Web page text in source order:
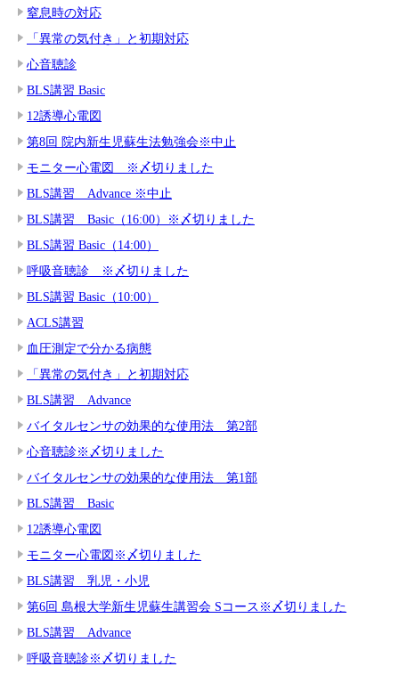
窒息時の対応
「異常の気付き」と初期対応
心音聴診
BLS講習 Basic
12誘導心電図
第8回 院内新生児蘇生法勉強会※中止
モニター心電図 ※〆切りました
BLS講習 Advance ※中止
BLS講習 Basic（16:00）※〆切りました
BLS講習 Basic（14:00）
呼吸音聴診 ※〆切りました
BLS講習 Basic（10:00）
ACLS講習
血圧測定で分かる病態
「異常の気付き」と初期対応
BLS講習 Advance
バイタルセンサの効果的な使用法 第2部
心音聴診※〆切りました
バイタルセンサの効果的な使用法 第1部
BLS講習 Basic
12誘導心電図
モニター心電図※〆切りました
BLS講習 乳児・小児
第6回 島根大学新生児蘇生講習会 Sコース※〆切りました
BLS講習 Advance
呼吸音聴診※〆切りました